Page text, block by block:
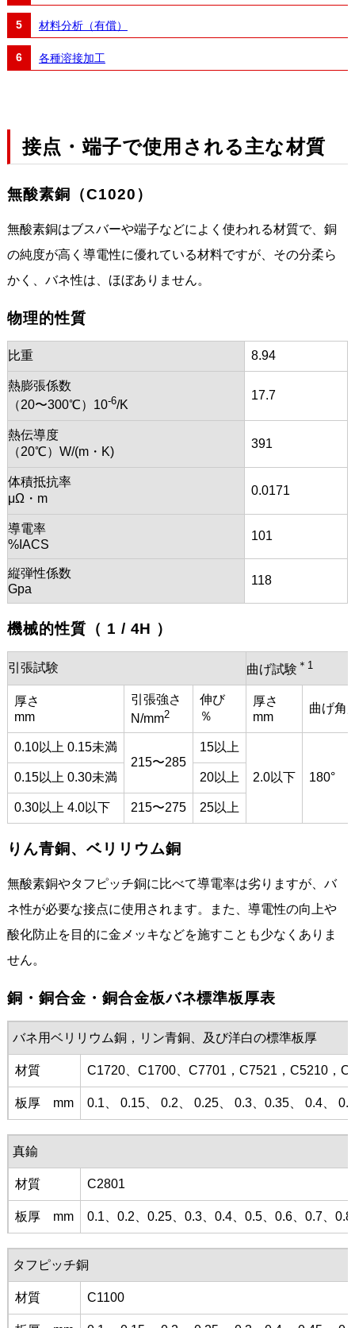
材料分析（有償）
各種溶接加工
接点・端子で使用される主な材質
無酸素銅（C1020）
無酸素銅はブスバーや端子などによく使われる材質で、銅
の純度が高く導電性に優れている材料ですが、その分柔ら
かく、バネ性は、ほぼありません。
物理的性質
比重 8.94
熱膨張係数
（20〜300℃）10-6/K
17.7
熱伝導度
（20℃）W/(m・K)
391
体積抵抗率
μΩ・m
0.0171
導電率
%IACS
101
縦弾性係数
Gpa
118
機械的性質（ 1 / 4H ）
引張試験 曲げ試験 ＊1
厚さ
mm
引張強さ
N/mm2
伸び
％
厚さ
mm
曲げ角
0.10以上 0.15未満
215〜285
15以上
2.0以下 180°
0.15以上 0.30未満 20以上
0.30以上 4.0以下 215〜275 25以上
りん青銅、ベリリウム銅
無酸素銅やタフピッチ銅に比べて導電率は劣りますが、バ
ネ性が必要な接点に使用されます。また、導電性の向上や
酸化防止を目的に金メッキなどを施すことも少なくありま
せん。
銅・銅合金・銅合金板バネ標準板厚表
バネ用ベリリウム銅，リン青銅、及び洋白の標準板厚
材質 C1720、C1700、C7701，C7521，C5210，
板厚 mm 0.1、 0.15、 0.2、 0.25、 0.3、0.35、 0.4、
真鍮
材質 C2801
板厚 mm 0.1、0.2、0.25、0.3、0.4、0.5、0.6、0.7、
タフピッチ銅
材質 C1100